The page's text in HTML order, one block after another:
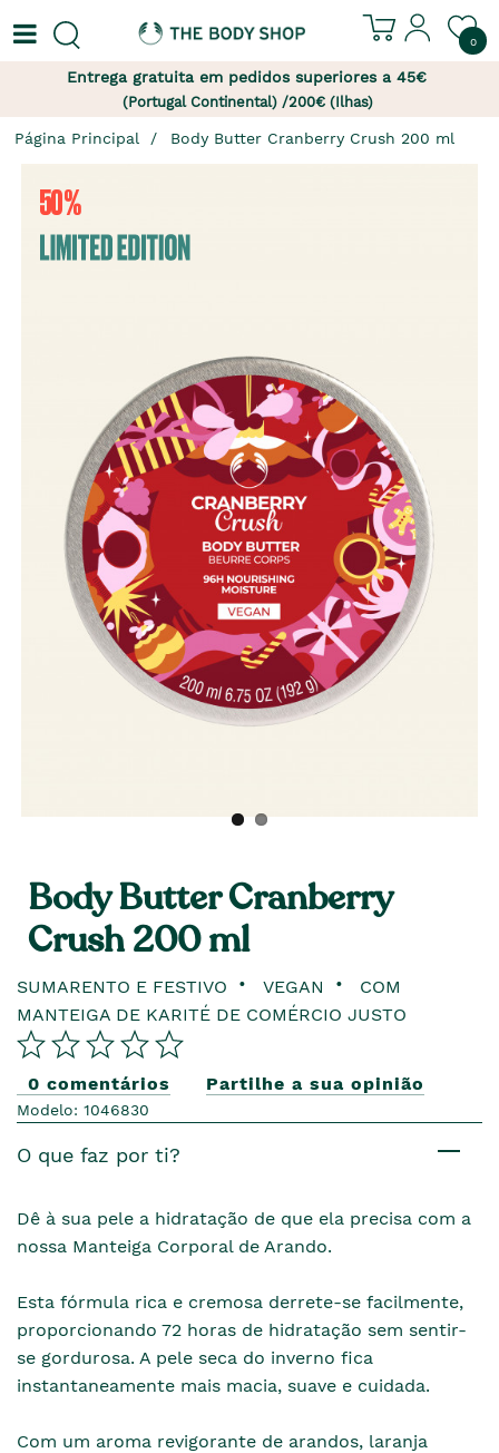
0
Entrega gratuita em pedidos superiores a 45€
(Portugal Continental) /200€ (Ilhas)
Página Principal Body Butter Cranberry Crush 200 ml
Body Butter Cranberry
Crush 200 ml
SUMARENTO E FESTIVO VEGAN
COM
MANTEIGA DE KARITÉ DE COMÉRCIO JUSTO
0 comentários Partilhe a sua opinião
Modelo: 1046830
O que faz por ti?
Dê à sua pele a hidratação de que ela precisa com a
nossa Manteiga Corporal de Arando.
Esta fórmula rica e cremosa derrete-se facilmente,
proporcionando 72 horas de hidratação sem sentir-
se gordurosa. A pele seca do inverno fica
instantaneamente mais macia, suave e cuidada.
Com um aroma revigorante de arandos, laranja